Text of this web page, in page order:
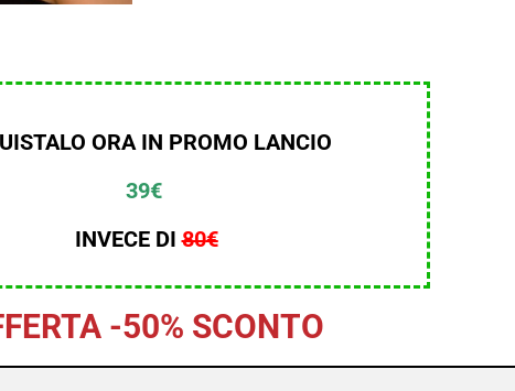
ORA IN PROMO LANCIO
39€
INVECE DI80€
-50% SCONTO